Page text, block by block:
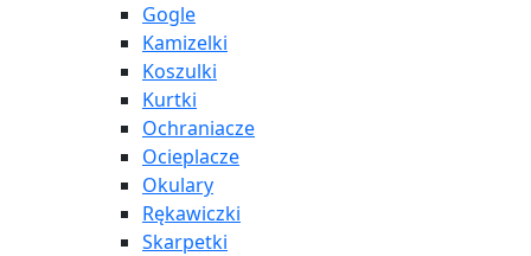
Gogle
Kamizelki
Koszulki
Kurtki
Ochraniacze
Ocieplacze
Okulary
Rękawiczki
Skarpetki